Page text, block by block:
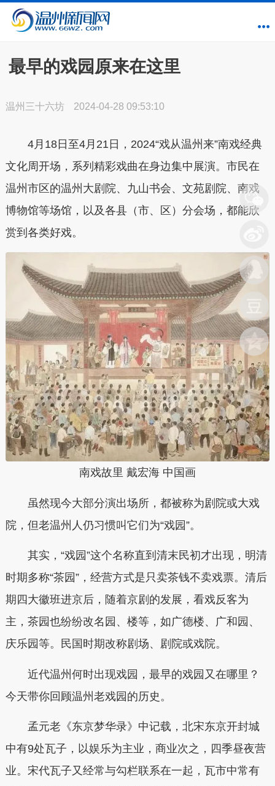
最早的戏园原来在这里
温州三十六坊 2024-04-28 09:53:10
4月18日至4月21日，2024“戏从温州来”南戏经典
文化周开场，系列精彩戏曲在身边集中展演。市民在
温州市区的温州大剧院、九山书会、文苑剧院、南戏
博物馆等场馆，以及各县（市、区）分会场，都能欣
赏到各类好戏。
南戏故里 戴宏海 中国画
虽然现今大部分演出场所，都被称为剧院或大戏
院，但老温州人仍习惯叫它们为“戏园”。
其实，“戏园”这个名称直到清末民初才出现，明清
时期多称“茶园”，经营方式是只卖茶钱不卖戏票。清后
期四大徽班进京后，随着京剧的发展，看戏反客为
主，茶园也纷纷改名园、楼等，如广德楼、广和园、
庆乐园等。民国时期改称剧场、剧院或戏院。
近代温州何时出现戏园，最早的戏园又在哪里？
今天带你回顾温州老戏园的历史。
孟元老《东京梦华录》中记载，北宋东京开封城
中有9处瓦子，以娱乐为主业，商业次之，四季昼夜营
业。宋代瓦子又经常与勾栏联系在一起，瓦市中常有